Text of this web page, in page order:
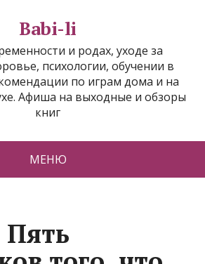
Babi-li
и родах, уходе за
психологии, обучении в
по играм дома и на
Афиша на выходные и обзоры
книг
МЕНЮ